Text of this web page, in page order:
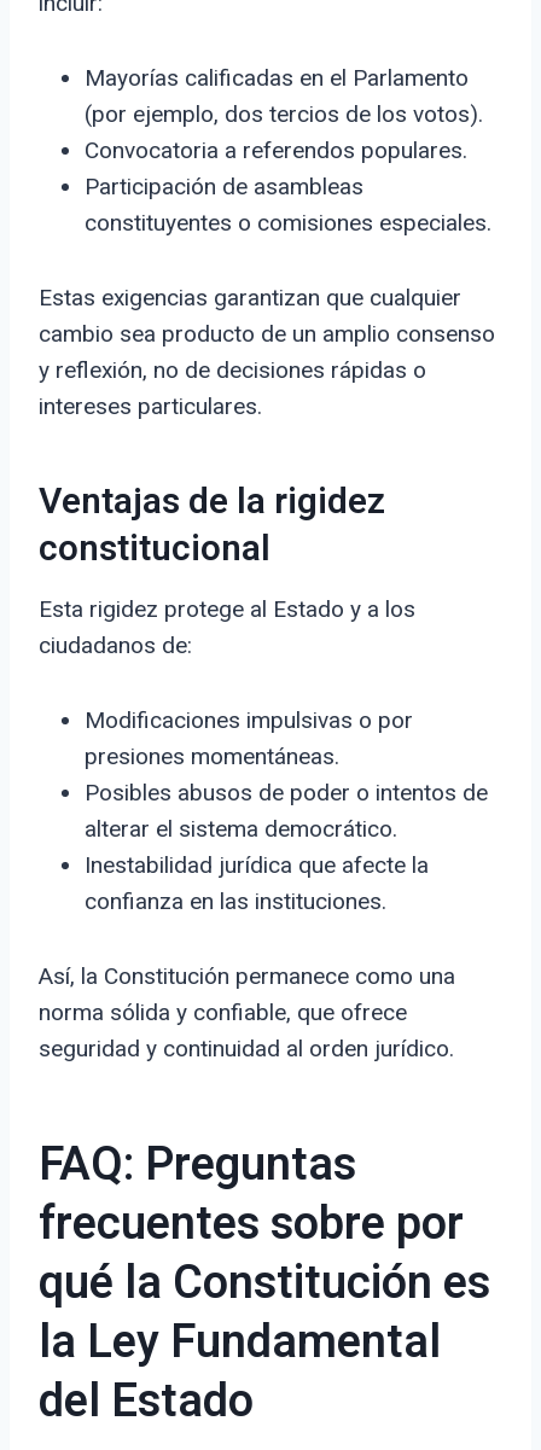
Mayorías calificadas en el Parlamento
(por ejemplo, dos tercios de los votos).
Convocatoria a referendos populares.
Participación de asambleas
constituyentes o comisiones especiales.
Estas exigencias garantizan que cualquier
cambio sea producto de un amplio consenso
y reflexión, no de decisiones rápidas o
intereses particulares.
Ventajas de la rigidez
constitucional
Esta rigidez protege al Estado y a los
ciudadanos de:
Modificaciones impulsivas o por
presiones momentáneas.
Posibles abusos de poder o intentos de
alterar el sistema democrático.
Inestabilidad jurídica que afecte la
confianza en las instituciones.
Así, la Constitución permanece como una
norma sólida y confiable, que ofrece
seguridad y continuidad al orden jurídico.
FAQ: Preguntas
frecuentes sobre por
qué la Constitución es
la Ley Fundamental
del Estado